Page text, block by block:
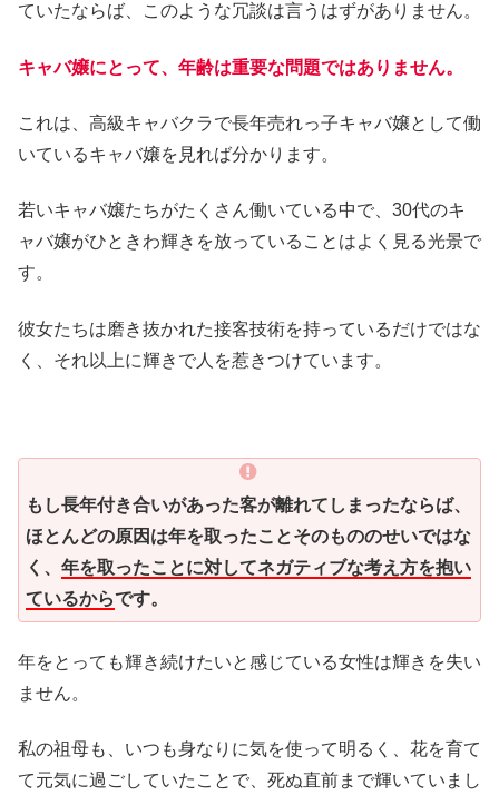
ていたならば、このような冗談は言うはずがありません。
キャバ嬢にとって、年齢は重要な問題ではありません。
これは、高級キャバクラで長年売れっ子キャバ嬢として働
いているキャバ嬢を見れば分かります。
若いキャバ嬢たちがたくさん働いている中で、30代のキ
ャバ嬢がひときわ輝きを放っていることはよく見る光景で
す。
彼女たちは磨き抜かれた接客技術を持っているだけではな
く、それ以上に輝きで人を惹きつけています。
もし長年付き合いがあった客が離れてしまったならば、
ほとんどの原因は年を取ったことそのもののせいではな
く、 年を取ったことに対してネガティブな考え方を抱い
ているからです。
年をとっても輝き続けたいと感じている女性は輝きを失い
ません。
私の祖母も、いつも身なりに気を使って明るく、花を育て
て元気に過ごしていたことで、死ぬ直前まで輝いていまし